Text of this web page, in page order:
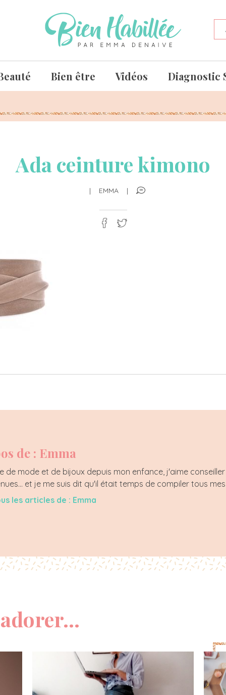
Bien être Vidéos Diagnostic
Ada ceinture kimono
| EMMA |
de : Emma
de mode et de bijoux depuis mon enfance, j'aime
et je me suis dit qu'il était temps de compiler tous
les articles de : Emma